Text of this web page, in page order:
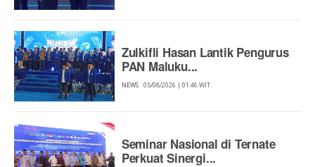
Zulkifli Hasan Lantik Pengurus
PAN Maluku...
NEWS 05/08/2026 | 01:46 WIT
Seminar Nasional di Ternate
Perkuat Sinergi...